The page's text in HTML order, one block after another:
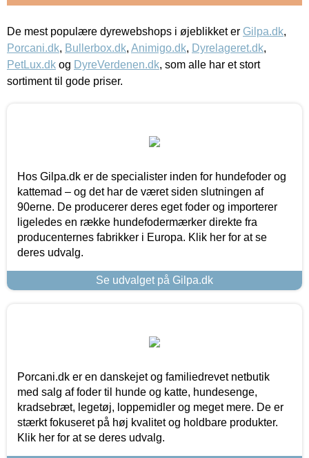
De mest populære dyrewebshops i øjeblikket er Gilpa.dk,
Porcani.dk, Bullerbox.dk, Animigo.dk, Dyrelageret.dk,
PetLux.dk og DyreVerdenen.dk, som alle har et stort
sortiment til gode priser.
Hos Gilpa.dk er de specialister inden for hundefoder og
kattemad – og det har de været siden slutningen af
90erne. De producerer deres eget foder og importerer
ligeledes en række hundefodermærker direkte fra
producenternes fabrikker i Europa. Klik her for at se
deres udvalg.
Se udvalget på Gilpa.dk
Porcani.dk er en danskejet og familiedrevet netbutik
med salg af foder til hunde og katte, hundesenge,
kradsebræt, legetøj, loppemidler og meget mere. De er
stærkt fokuseret på høj kvalitet og holdbare produkter.
Klik her for at se deres udvalg.